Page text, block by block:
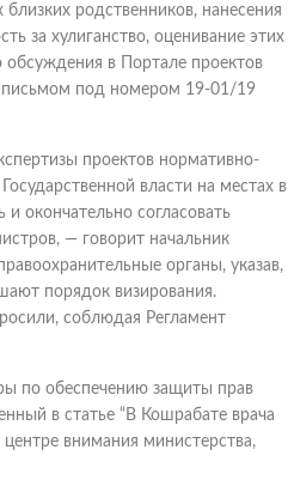
родственников, нанесения
за хулиганство, оценивание этих
обсуждения в Портале проектов
письмом под номером 19-01/19
проектов нормативно-
власти на местах в
окончательно согласовать
— говорит начальник
органы, указав,
порядок визирования.
соблюдая Регламент
по обеспечению защиты прав
в статье “В Кошрабате врача
внимания министерства,